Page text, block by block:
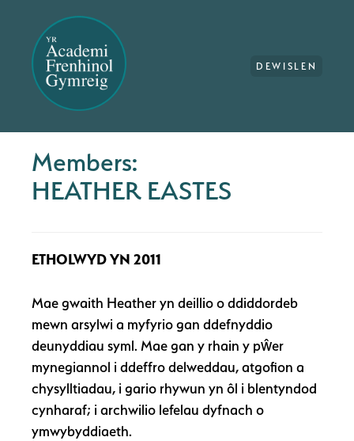
DEWISLEN
Members:
HEATHER EASTES
ETHOLWYD YN 2011
Mae gwaith Heather yn deillio o ddiddordeb
mewn arsylwi a myfyrio gan ddefnyddio
deunyddiau syml. Mae gan y rhain y pŵer
mynegiannol i ddeffro delweddau, atgofion a
chysylltiadau, i gario rhywun yn ôl i blentyndod
cynharaf; i archwilio lefelau dyfnach o
ymwybyddiaeth.